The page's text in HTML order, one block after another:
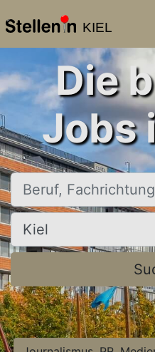
KIEL
Die
Jobs
Beruf, Fachrichtung, Firma
Ort, Stadt